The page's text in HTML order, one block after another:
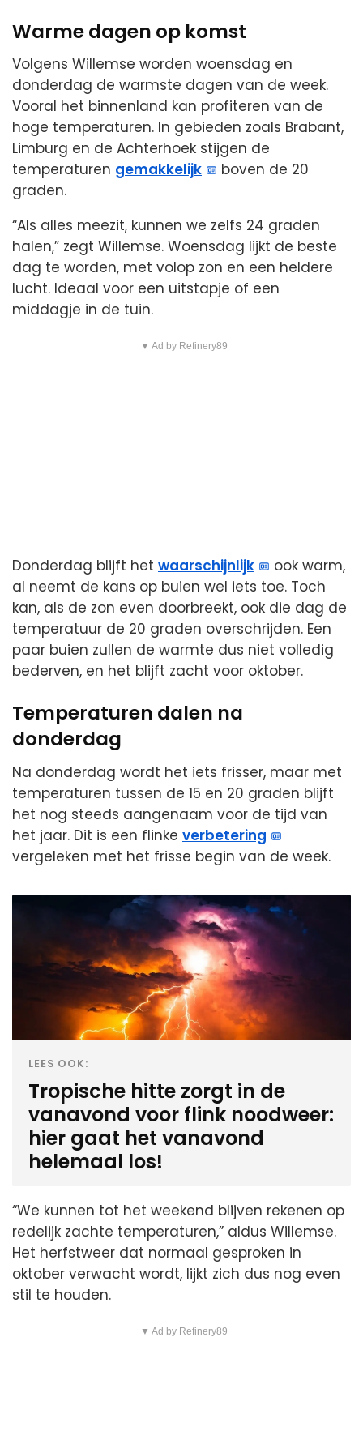
Warme dagen op komst
Volgens Willemse worden woensdag en
donderdag de warmste dagen van de week.
Vooral het binnenland kan profiteren van de
hoge temperaturen. In gebieden zoals Brabant,
Limburg en de Achterhoek stijgen de
temperaturen gemakkelijk
boven de 20
graden.
“Als alles meezit, kunnen we zelfs 24 graden
halen,” zegt Willemse. Woensdag lijkt de beste
dag te worden, met volop zon en een heldere
lucht. Ideaal voor een uitstapje of een
middagje in de tuin.
▼ Ad by Refinery89
Donderdag blijft het waarschijnlijk
ook warm,
al neemt de kans op buien wel iets toe. Toch
kan, als de zon even doorbreekt, ook die dag de
temperatuur de 20 graden overschrijden. Een
paar buien zullen de warmte dus niet volledig
bederven, en het blijft zacht voor oktober.
Temperaturen dalen na
donderdag
Na donderdag wordt het iets frisser, maar met
temperaturen tussen de 15 en 20 graden blijft
het nog steeds aangenaam voor de tijd van
het jaar. Dit is een flinke verbetering
vergeleken met het frisse begin van de week.
LEES OOK:
Tropische hitte zorgt in de
vanavond voor flink noodweer:
hier gaat het vanavond
helemaal los!
“We kunnen tot het weekend blijven rekenen op
redelijk zachte temperaturen,” aldus Willemse.
Het herfstweer dat normaal gesproken in
oktober verwacht wordt, lijkt zich dus nog even
stil te houden.
▼ Ad by Refinery89